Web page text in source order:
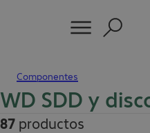
Componentes
WD SDD y
87 productos